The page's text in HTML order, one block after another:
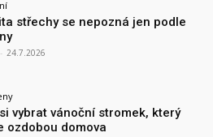
střechy se nepozná jen podle
- 24.7.2026
vybrat vánoční stromek, který
ozdobou domova